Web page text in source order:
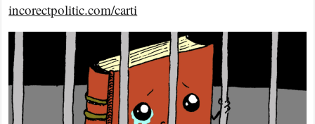
incorectpolitic.com/carti